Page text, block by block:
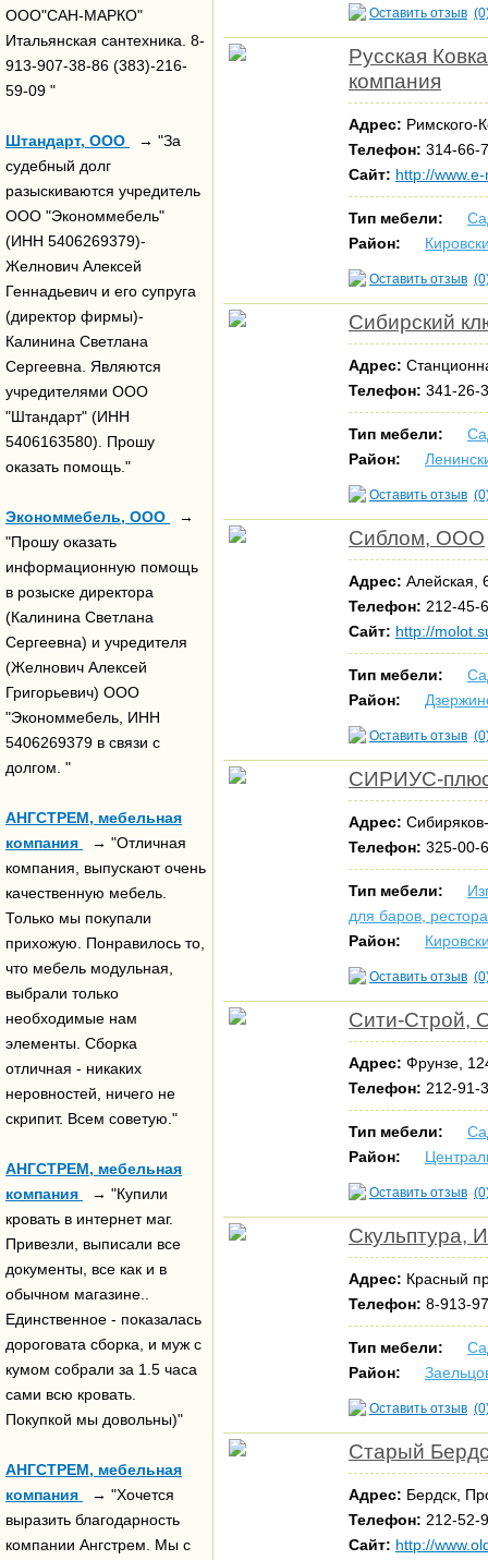
ООО"САН-МАРКО"
Итальянская сантехника. 8-
913-907-38-86 (383)-216-
59-09 "
Штандарт, ООО
→ "За
судебный долг
разыскиваются учредитель
ООО "Экономмебель"
(ИНН 5406269379)-
Желнович Алексей
Геннадьевич и его супруга
(директор фирмы)-
Калинина Светлана
Сергеевна. Являются
учредителями ООО
"Штандарт" (ИНН
5406163580). Прошу
оказать помощь."
Экономмебель, ООО
→
"Прошу оказать
информационную помощь
в розыске директора
(Калинина Светлана
Сергеевна) и учредителя
(Желнович Алексей
Григорьевич) ООО
"Экономмебель, ИНН
5406269379 в связи с
долгом. "
АНГСТРЕМ, мебельная
компания
→ "Отличная
компания, выпускают очень
качественную мебель.
Только мы покупали
прихожую. Понравилось то,
что мебель модульная,
выбрали только
необходимые нам
элементы. Сборка
отличная - никаких
неровностей, ничего не
скрипит. Всем советую."
АНГСТРЕМ, мебельная
компания
→ "Купили
кровать в интернет маг.
Привезли, выписали все
документы, все как и в
обычном магазине..
Единственное - показалась
дороговата сборка, и муж с
кумом собрали за 1.5 часа
сами всю кровать.
Покупкой мы довольны)"
АНГСТРЕМ, мебельная
компания
→ "Хочется
выразить благодарность
компании Ангстрем. Мы с
Оставить отзыв
Русская
компания
Адрес: Римского-
Телефон: 314-66-
Сайт: http://
Тип мебели:
Район:
Оставить отзыв
Сибирский
Адрес:
Телефон: 341-26-
Тип мебели:
Район:
Оставить отзыв
Сиблом, ООО
Адрес: Алейская,
Телефон: 212-45-
Сайт: http://
Тип мебели:
Район:
Оставить отзыв
СИРИУС-
Адрес:
Телефон: 325-00-
Тип мебели:
для баров,
Район:
Оставить отзыв
Сити-Строй,
Адрес: Фрунзе,
Телефон: 212-91-
Тип мебели:
Район:
Оставить отзыв
Скульптура,
Адрес: Красный
Телефон: 8-913-
Тип мебели:
Район:
Оставить отзыв
Старый
Адрес: Бердск,
Телефон: 212-52-
Сайт: http://